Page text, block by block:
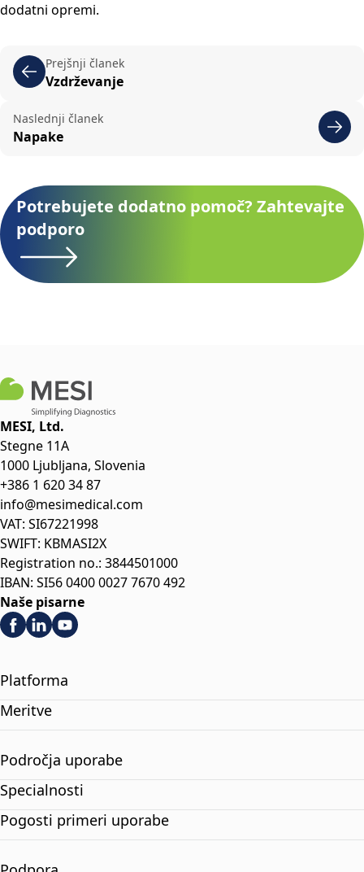
dodatni opremi.
Prejšnji članek
Vzdrževanje
Naslednji članek
Napake
Potrebujete dodatno pomoč? Zahtevajte
podporo
MESI, Ltd.
Stegne 11A
1000 Ljubljana, Slovenia
+386 1 620 34 87
info@mesimedical.com
VAT: SI67221998
SWIFT: KBMASI2X
Registration no.: 3844501000
IBAN: SI56 0400 0027 7670 492
Naše pisarne
Platforma
Meritve
Področja uporabe
Specialnosti
Pogosti primeri uporabe